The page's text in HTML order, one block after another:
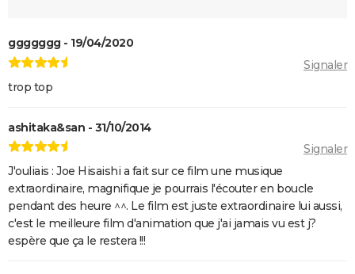
ggggggg - 19/04/2020
Signaler
trop top
ashitaka&san - 31/10/2014
Signaler
J'ouliais : Joe Hisaishi a fait sur ce film une musique
extraordinaire, magnifique je pourrais l'écouter en boucle
pendant des heure ^^. Le film est juste extraordinaire lui aussi,
c'est le meilleure film d'animation que j'ai jamais vu est j?
espère que ça le restera !!!